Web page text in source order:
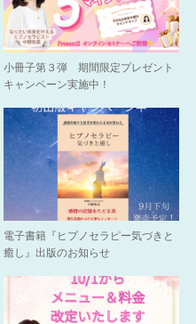
小冊子第３弾 期間限定プレゼント
キャンペーン実施中！
電子書籍『ヒプノセラピー気づきと
癒し』出版のお知らせ